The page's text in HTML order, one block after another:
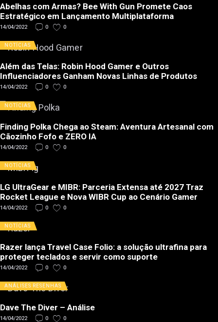
Abelhas com Armas? Bee With Gun Promete Caos
Estratégico em Lançamento Multiplataforma
14/04/2022 0 0
NOTÍCIAS
Além das Telas: Robin Hood Gamer e Outros
Influenciadores Ganham Novas Linhas de Produtos
14/04/2022 0 0
NOTÍCIAS
Finding Polka Chega ao Steam: Aventura Artesanal com
Cãozinho Fofo e ZERO IA
14/04/2022 0 0
NOTÍCIAS
LG UltraGear e MIBR: Parceria Extensa até 2027 Traz
Rocket League e Nova WIBR Cup ao Cenário Gamer
14/04/2022 0 0
NOTÍCIAS
Razer lança Travel Case Folio: a solução ultrafina para
proteger teclados e servir como suporte
14/04/2022 0 0
ANÁLISES RESENHAS
Dave The Diver – Análise
14/04/2022 0 0